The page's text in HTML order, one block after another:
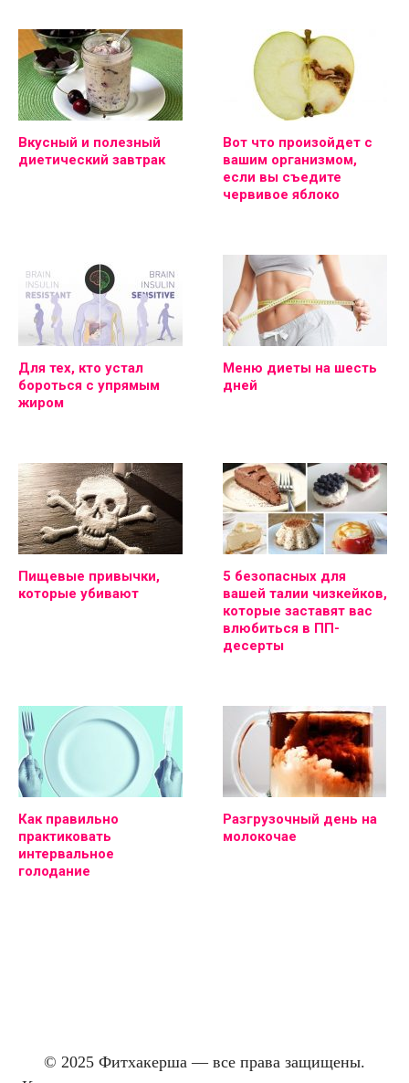
Вкусный и полезный
диетический завтрак
Вот что произойдет с
вашим организмом,
если вы съедите
червивое яблоко
Для тех, кто устал
бороться с упрямым
жиром
Меню диеты на шесть
дней
Пищевые привычки,
которые убивают
5 безопасных для
вашей талии чизкейков,
которые заставят вас
влюбиться в ПП-
десерты
Как правильно
практиковать
интервальное
голодание
Разгрузочный день на
молокочае
© 2025 Фитхакерша — все права защищены.